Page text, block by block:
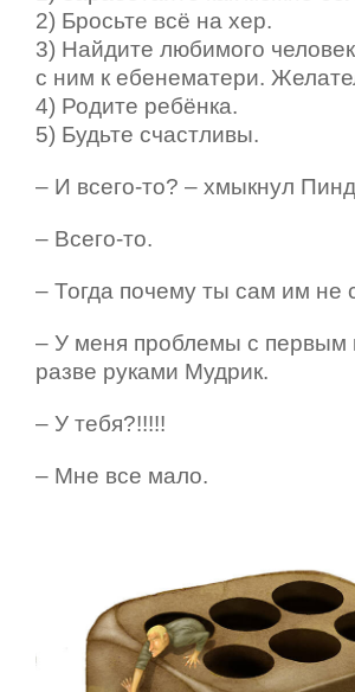
2) Бросьте всё на хер.
3) Найдите любимого
с ним к ебенематери.
4) Родите ребёнка.
5) Будьте счастливы.
– И всего-то? – хмыкнул
– Всего-то.
– Тогда почему ты сам им не
– У меня проблемы с первым
разве руками Мудрик.
– У тебя?!!!!!
– Мне все мало.